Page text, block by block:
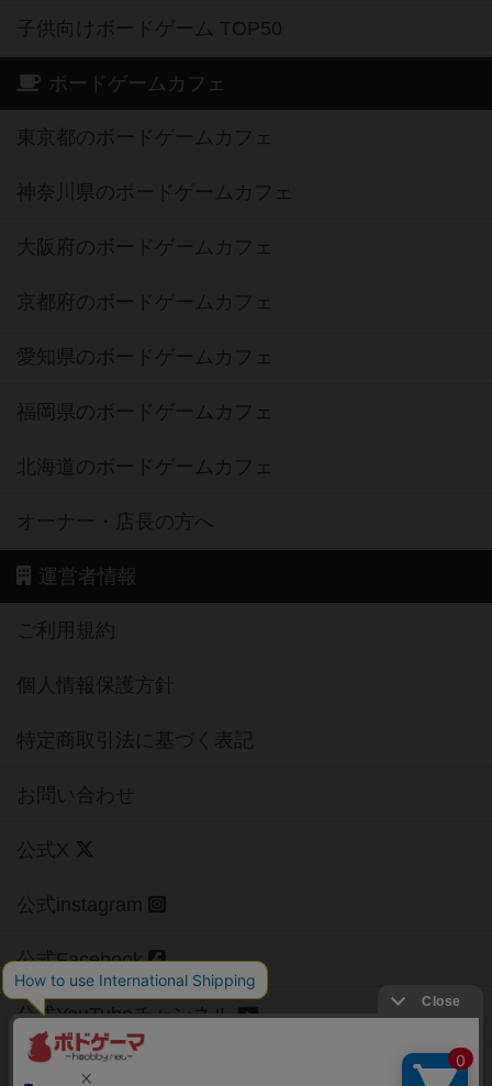
子供向けボードゲーム TOP50
ボードゲームカフェ
東京都のボードゲームカフェ
神奈川県のボードゲームカフェ
大阪府のボードゲームカフェ
京都府のボードゲームカフェ
愛知県のボードゲームカフェ
福岡県のボードゲームカフェ
北海道のボードゲームカフェ
オーナー・店長の方へ
運営者情報
ご利用規約
個人情報保護方針
特定商取引法に基づく表記
お問い合わせ
公式X
公式instagram
公式Facebook
公式YouTubeチャンネル